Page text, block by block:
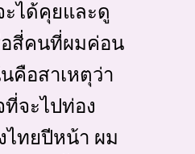
ได้คุยและดู
สี่คนที่ผมค่อน
คือสาเหตุว่า
จะไปท่อง
ไทยปีหน้า ผม